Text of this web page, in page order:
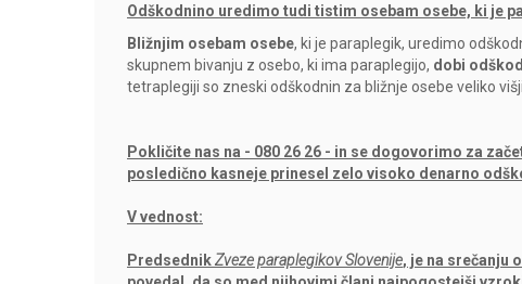
Odškodnino uredimo tudi tistim osebam osebe, ki je
Bližnjim osebam osebe, ki je paraplegik, uredimo
skupnem bivanju z osebo, ki ima paraplegijo, dobi
tetraplegiji so zneski odškodnin za bližnje osebe veliko višji.
Pokličite nas na - 080 26 26 - in se dogovorimo za
posledično kasneje prinesel zelo visoko denarno
V vednost:
PredsednikZveze paraplegikov Slovenije, je na srečanju